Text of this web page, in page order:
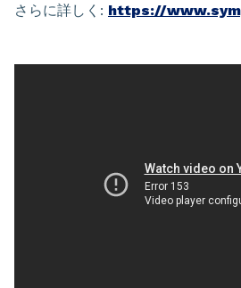
さらに詳しく: https://